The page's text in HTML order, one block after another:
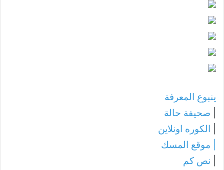
ينبوع المعرفة
صحيفة حالة
الكوره اونلاين
موقع المسك
نص كم